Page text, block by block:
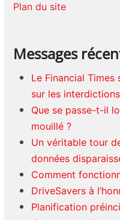
Plan du site
Messages
Le Financial
sur les
Que se passe-t-il
mouillé ?
Un véritable tour
données
Comment
DriveSavers à
Planification